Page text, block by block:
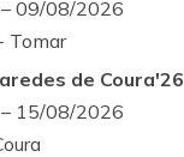
09/08/2026
Tomar
de Coura'26
15/08/2026